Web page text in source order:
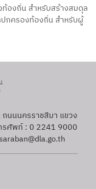
องถิ่น สำหรับสร้างสมดุล
ปกครองท้องถิ่น สำหรับผู้
นนนครราชสีมา แขวง
รศัพท์ : 0 2241 9000